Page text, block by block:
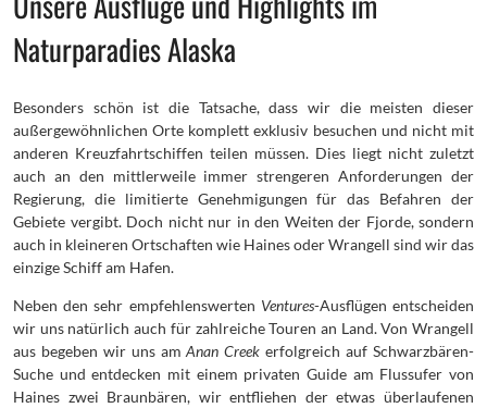
Naturparadies Alaska
Besonders schön ist die Tatsache, dass wir die meisten dieser
außergewöhnlichen Orte komplett exklusiv besuchen und nicht mit
anderen Kreuzfahrtschiffen teilen müssen. Dies liegt nicht zuletzt
auch an den mittlerweile immer strengeren Anforderungen der
Regierung, die limitierte Genehmigungen für das Befahren der
Gebiete vergibt. Doch nicht nur in den Weiten der Fjorde, sondern
auch in kleineren Ortschaften wie Haines oder Wrangell sind wir das
einzige Schiff am Hafen.
Neben den sehr empfehlenswerten Ventures-Ausflügen entscheiden
wir uns natürlich auch für zahlreiche Touren an Land. Von Wrangell
aus begeben wir uns amAnan Creek erfolgreich auf Schwarzbären-
Suche und entdecken mit einem privaten Guide am Flussufer von
Haines zwei Braunbären, wir entfliehen der etwas überlaufenen